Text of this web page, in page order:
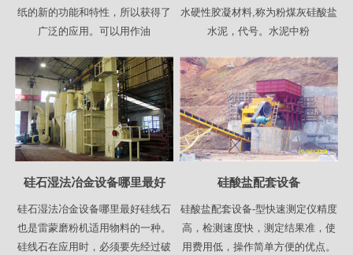
纸的新的功能和特性，所以获得了
广泛的应用。可以用作油
水硬性胶凝材料,称为粉煤灰硅酸盐
水泥，代号。水泥中粉
硅石湿法冶金设备哪里最好
硅石湿法冶金设备哪里最好硅线石
也是雷蒙磨粉机适用物料的一种。
硅线石在应用时，必须要先经过破
硅酸盐配套设备
硅酸盐配套设备-型快速测定仪精度
高，检测速度快，测定结果准，使
用费用低，操作简单方便的优点。